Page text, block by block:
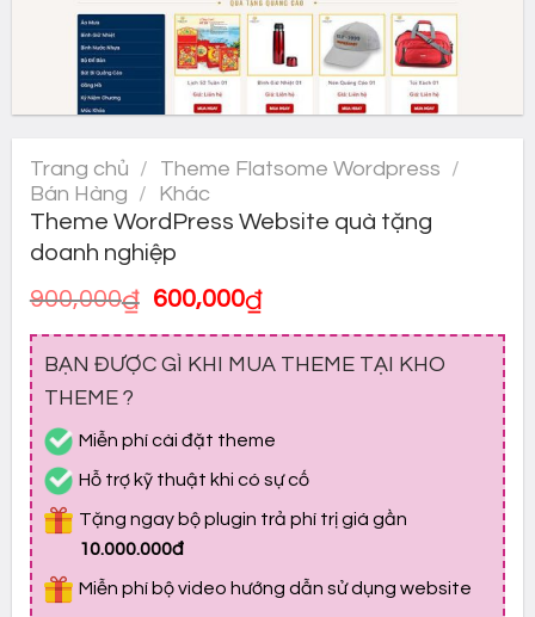
Trang chủ / Theme Flatsome Wordpress /
Bán Hàng / Khác
Theme WordPress Website quà tặng
doanh nghiệp
900,000₫ Giá
là:
900,000₫.
600,000₫Giá
là:
BẠN ĐƯỢC GÌ KHI MUA THEME TẠI KHO
THEME ?
Miễn phí cài đặt theme
Hỗ trợ kỹ thuật khi có sự cố
Tặng ngay bộ plugin trả phí trị giá gần
10.000.000đ
Miễn phí bộ video hướng dẫn sử dụng website